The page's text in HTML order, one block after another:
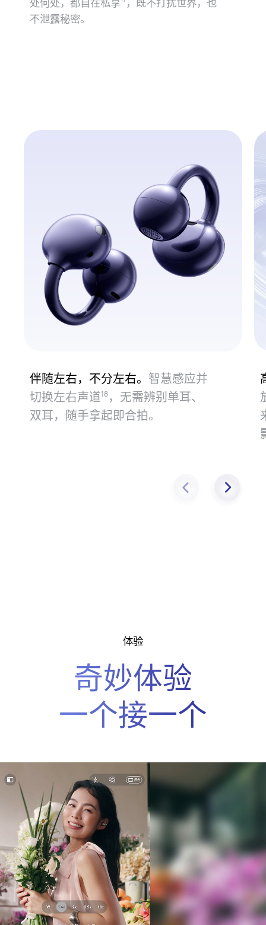
不泄露秘⁠密。
伴随左右，不分左右。 智慧感应并
切换左右声道⁠18，无需辨别单耳、
双耳，随手拿起即合⁠拍。
体验
奇妙体验
一个接一个